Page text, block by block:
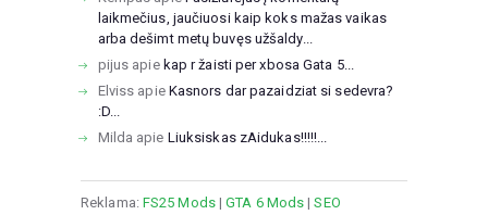
laikmečius, jaučiuosi kaip koks mažas vaikas
arba dešimt metų buvęs užšaldy...
pijus apie kap r žaisti per xbosa Gata 5...
Elviss apie Kasnors dar pazaidziat si sedevra?
:D...
Milda apie Liuksiskas zAidukas!!!!!...
Reklama: FS25 Mods|GTA 6 Mods |SEO